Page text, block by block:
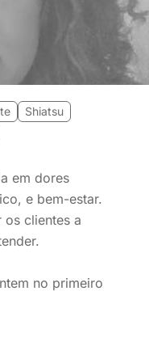
Shiatsu
em dores
e bem-estar.
clientes a
no primeiro